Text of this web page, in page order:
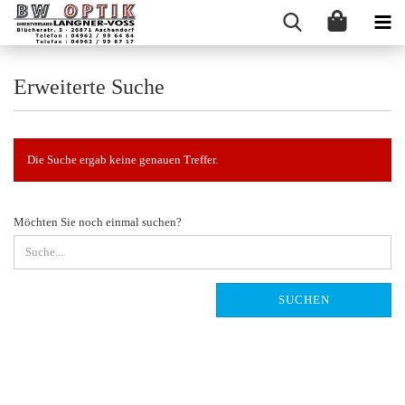
Erweiterte Suche
Die Suche ergab keine genauen Treffer.
MÖCHTEN
SIE
NOCH
EINMAL
Möchten Sie noch einmal suchen?
SUCHEN